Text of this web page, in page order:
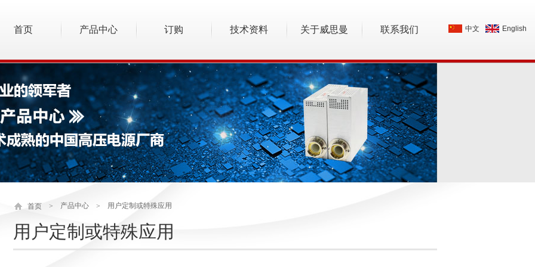
中文 English
首页 产品中心 订购 技术资料 关于威思曼 联系我们
首页 > 产品中心 > 用户定制或特殊应用
用户定制或特殊应用